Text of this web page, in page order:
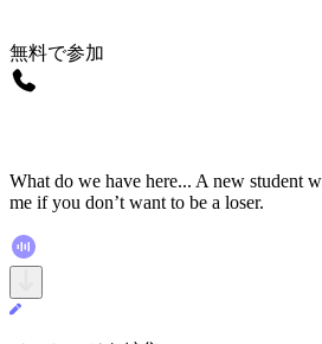
無料で参加
What do we have here... A new student
me if you don’t want to be a loser.